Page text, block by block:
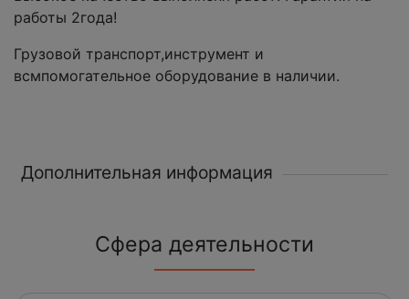
работы 2года!
Грузовой транспорт,инструмент и
всмпомогательное оборудование в наличии.
Дополнительная информация
Сфера деятельности